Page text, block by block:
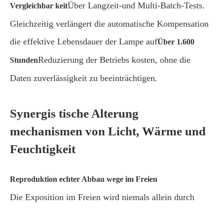
Vergleichbar keitÜber Langzeit-und Multi-Batch-Tests.
Gleichzeitig verlängert die automatische Kompensation
die effektive Lebensdauer der Lampe aufÜber 1.600
StundenReduzierung der Betriebs kosten, ohne die
Daten zuverlässigkeit zu beeinträchtigen.
Synergis tische Alterung
mechanismen von Licht, Wärme und
Feuchtigkeit
Reproduktion echter Abbau wege im Freien
Die Exposition im Freien wird niemals allein durch